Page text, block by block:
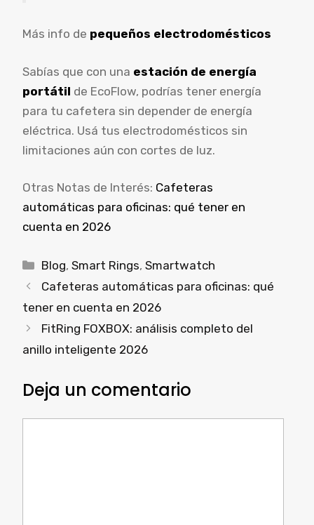
Más info de pequeños electrodomésticos
Sabías que con una estación de energía
portátil de EcoFlow, podrías tener energía
para tu cafetera sin depender de energía
eléctrica. Usá tus electrodomésticos sin
limitaciones aún con cortes de luz.
Otras Notas de Interés: Cafeteras
automáticas para oficinas: qué tener en
cuenta en 2026
Blog,Smart Rings,Smartwatch
Cafeteras automáticas para oficinas: qué
tener en cuenta en 2026
FitRing FOXBOX: análisis completo del
anillo inteligente 2026
Deja un comentario